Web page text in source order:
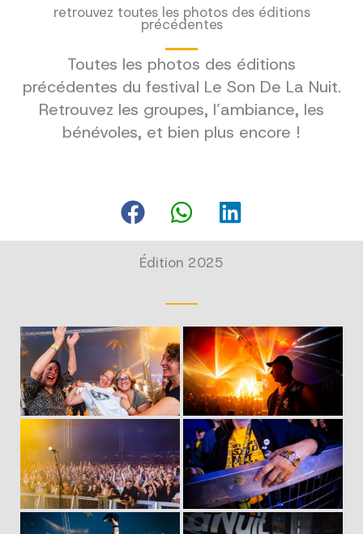
retrouvez toutes les photos des éditions
précédentes
Toutes les photos des éditions
précédentes du festival Le Son De La Nuit.
Retrouvez les groupes, l’ambiance, les
bénévoles, et bien plus encore !
Édition 2025